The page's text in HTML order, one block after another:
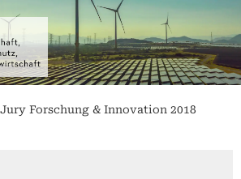
Forschung & Innovation 2018